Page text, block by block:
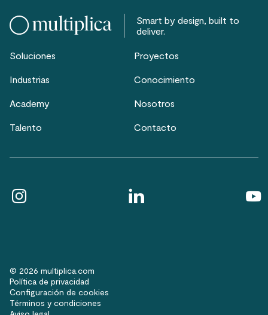
Smart by design, built to
deliver.
Soluciones Proyectos
Industrias Conocimiento
Academy Nosotros
Talento Contacto
© 2026 multiplica.com
Política de privacidad
Configuración de cookies
Términos y condiciones